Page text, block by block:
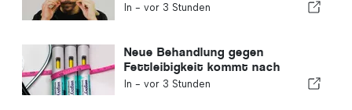
In - vor 3 Stunden
Neue Behandlung gegen
Fettleibigkeit kommt nach
Portugal
In - vor 3 Stunden